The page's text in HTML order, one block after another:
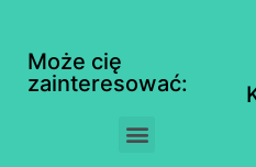
Może cię
zainteresować: